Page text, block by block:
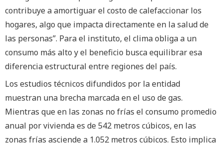
contribuye a amortiguar el costo de calefaccionar los
hogares, algo que impacta directamente en la salud de
las personas”. Para el instituto, el clima obliga a un
consumo más alto y el beneficio busca equilibrar esa
diferencia estructural entre regiones del país.
Los estudios técnicos difundidos por la entidad
muestran una brecha marcada en el uso de gas.
Mientras que en las zonas no frías el consumo promedio
anual por vivienda es de 542 metros cúbicos, en las
zonas frías asciende a 1.052 metros cúbicos. Esto implica